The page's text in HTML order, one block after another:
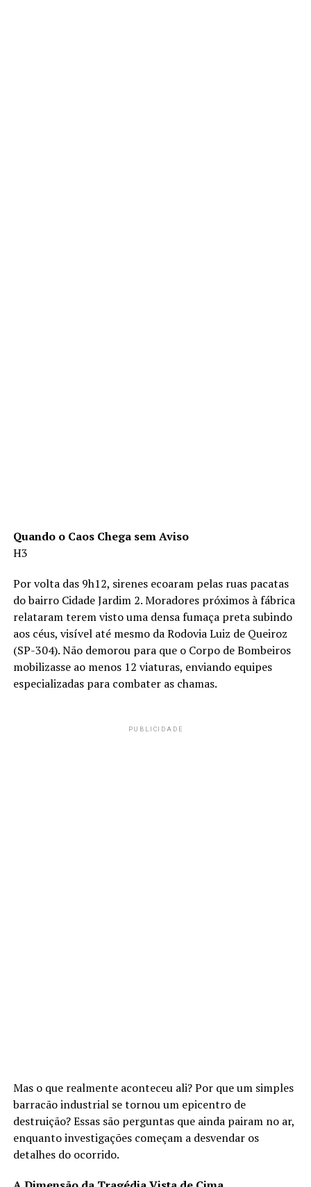
Quando o Caos Chega sem Aviso
H3
Por volta das 9h12, sirenes ecoaram pelas ruas pacatas
do bairro Cidade Jardim 2. Moradores próximos à fábrica
relataram terem visto uma densa fumaça preta subindo
aos céus, visível até mesmo da Rodovia Luiz de Queiroz
(SP-304). Não demorou para que o Corpo de Bombeiros
mobilizasse ao menos 12 viaturas, enviando equipes
especializadas para combater as chamas.
PUBLICIDADE
Mas o que realmente aconteceu ali? Por que um simples
barracão industrial se tornou um epicentro de
destruição? Essas são perguntas que ainda pairam no ar,
enquanto investigações começam a desvendar os
detalhes do ocorrido.